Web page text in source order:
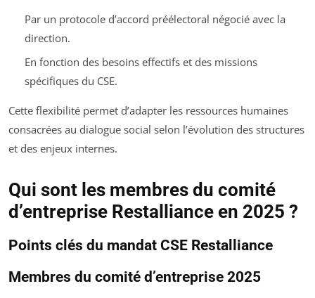
Par un protocole d’accord préélectoral négocié avec la
direction.
En fonction des besoins effectifs et des missions
spécifiques du CSE.
Cette flexibilité permet d’adapter les ressources humaines
consacrées au dialogue social selon l’évolution des structures
et des enjeux internes.
Qui sont les membres du comité
d’entreprise Restalliance en 2025 ?
Points clés du mandat CSE Restalliance
Membres du comité d’entreprise 2025